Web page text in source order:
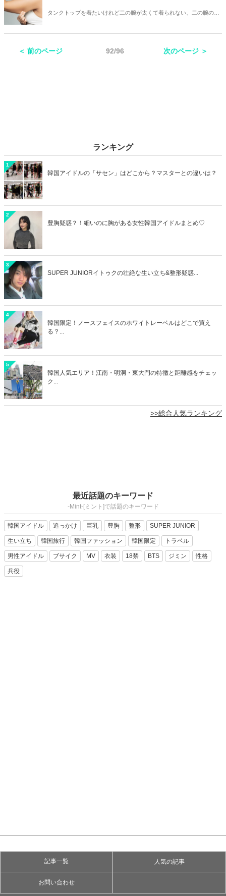
タンクトップを着たいけれど二の腕が太くて着られない、二の腕の太
因と細くするための方法についてご紹介します。
＜ 前のページ 92/96 次のページ ＞
ランキング
1
韓国アイドルの「サセン」はどこから？マスターとの違いは？
2
豊胸疑惑？！細いのに胸がある女性韓国アイドルまとめ♡
3
SUPER JUNIORイトゥクの壮絶な生い立ち&整形疑惑...
4
韓国限定！ノースフェイスのホワイトレーベルはどこで買え
る？...
5
韓国人気エリア！江南・明洞・東大門の特徴と距離感をチェッ
ク...
>>総合人気ランキング
最近話題のキーワード
-Mint-[ミント]で話題のキーワード
韓国アイドル 追っかけ 巨乳 豊胸 整形 SUPER JUNIOR
生い立ち 韓国旅行 韓国ファッション 韓国限定 トラベル
男性アイドル ブサイク MV 衣装 18禁 BTS ジミン 性格
兵役
記事一覧 人気の記事
お問い合わせ